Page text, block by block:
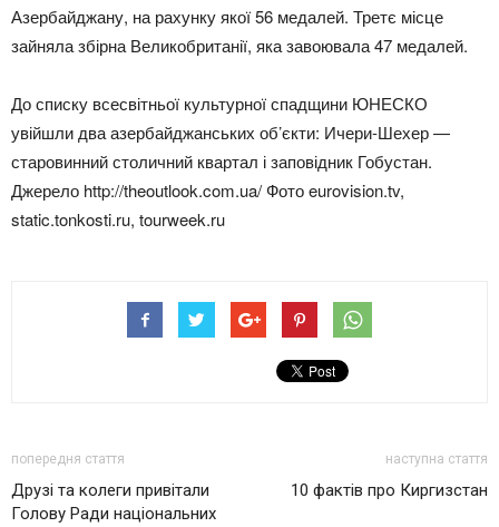
Азербайджану, на рахунку якої 56 медалей. Третє місце
зайняла збірна Великобританії, яка завоювала 47 медалей.
До списку всесвітньої культурної спадщини ЮНЕСКО
увійшли два азербайджанських об’єкти: Ичери-Шехер —
старовинний столичний квартал і заповідник Гобустан.
Джерело http://theoutlook.com.ua/ Фото eurovision.tv,
static.tonkosti.ru, tourweek.ru
попередня стаття
Друзі та колеги привітали
Голову Ради національних
наступна стаття
10 фактів про Киргизстан